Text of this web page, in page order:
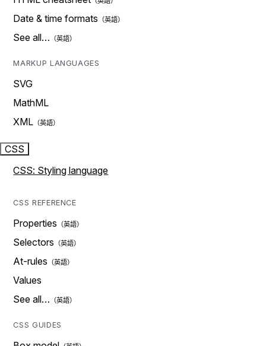
Date & time formats
See all…
MARKUP LANGUAGES
SVG
MathML
XML
CSS
CSS: Styling language
CSS REFERENCE
Properties
Selectors
At-rules
Values
See all…
CSS GUIDES